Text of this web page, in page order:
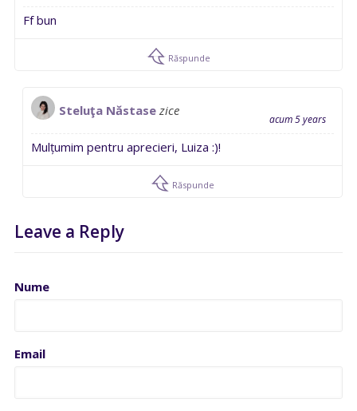
Ff bun
Răspunde
Steluţa Năstase zice
acum 5 years
Mulțumim pentru aprecieri, Luiza :)!
Răspunde
Leave a Reply
Nume
Email